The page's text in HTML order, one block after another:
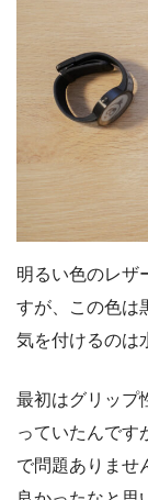
明るい色のレザ
すが、この色は
気を付けるのは
最初はグリップ
っていたんです
で問題ありませ